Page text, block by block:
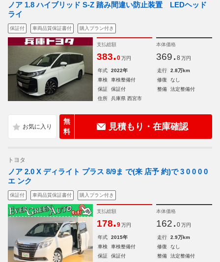
ノア 1.8 ハイブリッド S-Z 踏み間違い防止装置 LEDヘッド
ライ
保証付 車両品質保証書付 購入プラン付き
支払総額
383.0 万円
本体価格
369. 8 万円
年式 2022年 走行
2.8万km
車検
車検整備付 修復
なし
保証
保証付 整備
法定整備付
住所
兵庫県 西宮市
無
料
見積もり・在庫確認
トヨタ
ノア 2.0 X ディライト プラス 8/9ま で(来 店予 約)で 3 0 0 0 0
エ ンク
保証付 車両品質保証書付 購入プラン付き
支払総額
178.9 万円
本体価格
162. 0 万円
年式 2015年 走行
2.9万km
車検
車検整備付 修復
なし
保証
保証付 整備 法定整備付